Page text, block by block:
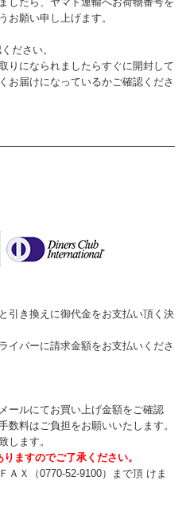
お願い申し上げます。
ださい。
りになられましたらすぐに開封して
お届けになっているかご確認くださ
引き換えに御代金をお支払い頂く決
イバーに請求金額をお支払いくださ
ールにてお買い上げ金額をご確認
数料はご負担をお願いいたします。
します。
ますのでご了承ください。
ＡＸ（0770-52-9100）まで頂 けま